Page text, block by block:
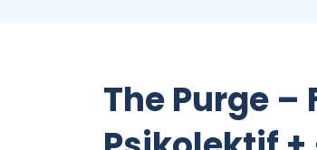
The Purge